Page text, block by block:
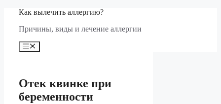
Перейти
содержимому
Как вылечить аллергию?
Причины, виды и лечение аллергии
Меню
Отек квинке при
беременности